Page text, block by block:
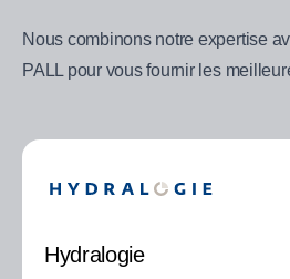
Nous combinons notre expertise
PALL pour vous fournir les
Hydralogie